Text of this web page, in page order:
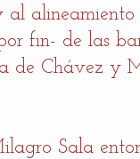
al
fin- de las
de Chávez y
Sala